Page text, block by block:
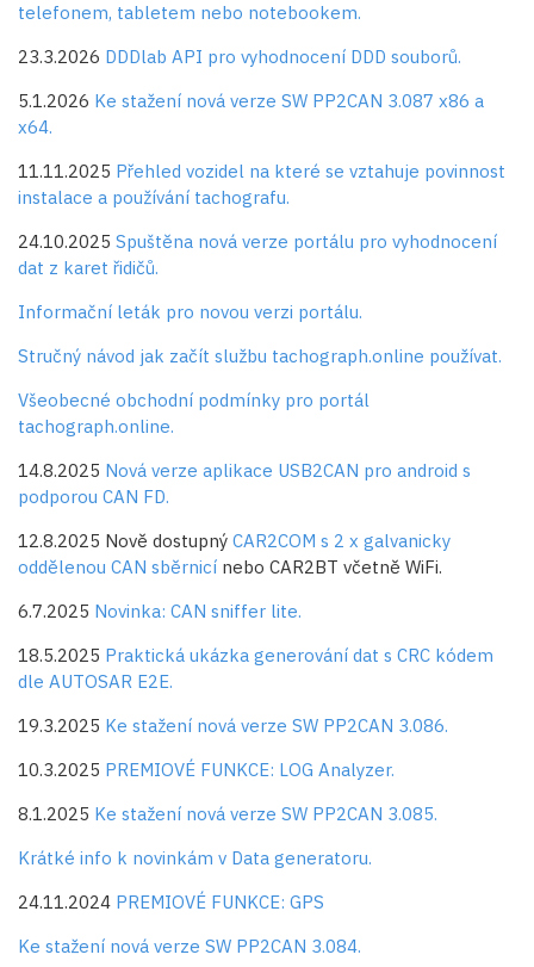
telefonem, tabletem nebo notebookem.
23.3.2026 DDDlab API pro vyhodnocení DDD souborů.
5.1.2026 Ke stažení nová verze SW PP2CAN 3.087 x86 a
x64.
11.11.2025 Přehled vozidel na které se vztahuje povinnost
instalace a používání tachografu.
24.10.2025 Spuštěna nová verze portálu pro vyhodnocení
dat z karet řidičů.
Informační leták pro novou verzi portálu.
Stručný návod jak začít službu tachograph.online používat.
Všeobecné obchodní podmínky pro portál
tachograph.online.
14.8.2025 Nová verze aplikace USB2CAN pro android s
podporou CAN FD.
12.8.2025 Nově dostupný CAR2COM s 2 x galvanicky
oddělenou CAN sběrnicí nebo CAR2BT včetně WiFi.
6.7.2025 Novinka: CAN sniffer lite.
18.5.2025 Praktická ukázka generování dat s CRC kódem
dle AUTOSAR E2E.
19.3.2025 Ke stažení nová verze SW PP2CAN 3.086.
10.3.2025 PREMIOVÉ FUNKCE: LOG Analyzer.
8.1.2025 Ke stažení nová verze SW PP2CAN 3.085.
Krátké info k novinkám v Data generatoru.
24.11.2024 PREMIOVÉ FUNKCE: GPS
Ke stažení nová verze SW PP2CAN 3.084.